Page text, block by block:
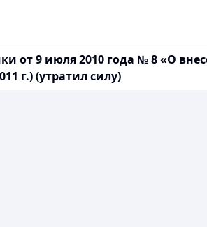
от 9 июля 2010 года № 8 «О
г.) (утратил силу)